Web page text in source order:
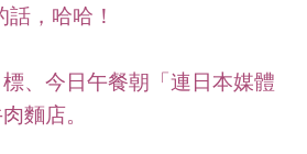
，哈哈！
、今日午餐朝「連日本媒體
麵店。